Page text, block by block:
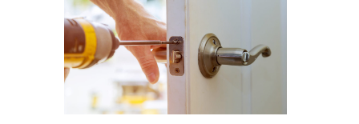
choisir et remplacer un cylindre
standard, à 5 leviers ou à 3
leviers, Mul-T-Lock ou encore
multipoints.